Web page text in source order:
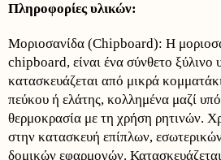
Πληροφορίες υλικών:
Μοριοσανίδα (Chipboard): Η
chipboard, είναι ένα σύνθετο ξύλινο
κατασκευάζεται από μικρά
πεύκου ή ελάτης, κολλημένα μαζί
θερμοκρασία με τη χρήση ρητινών.
στην κατασκευή επίπλων,
δομικών εφαρμογών.